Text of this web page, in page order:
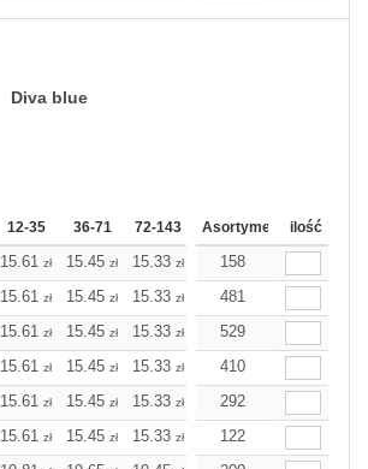
Diva blue
12-35 36-71 72-143 144-287 288 Dodaj
Asortyment ilość
15.61 zł 15.45 zł 15.33 zł 15.21zł
158
15.61 zł 15.45 zł 15.33 zł 15.21
481
15.61 zł 15.45 zł 15.33 zł 15.21zł
529
15.61 zł 15.45 zł 15.33 zł 15.21zł
410
15.61 zł 15.45 zł 15.33 zł 15.21zł
292
15.61 zł 15.45 zł 15.33 zł 15.21zł
122